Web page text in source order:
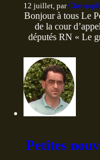
12 juillet, par
Bonjour à tous Le
de la cour
députés RN « Le
Petites